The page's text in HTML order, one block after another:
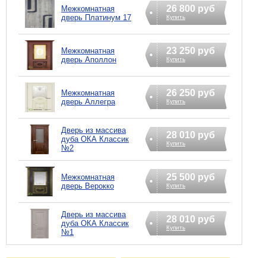
Межкомнатная
дверь Платинум 17
26 800 руб
Купить
Межкомнатная
дверь Аполлон
23 250 руб
Купить
Межкомнатная
дверь Аллегра
26 250 руб
Купить
Дверь из массива
дуба ОКА Классик
№2
28 010 руб
Купить
Межкомнатная
дверь Верокко
25 500 руб
Купить
Дверь из массива
дуба ОКА Классик
№1
28 010 руб
Купить